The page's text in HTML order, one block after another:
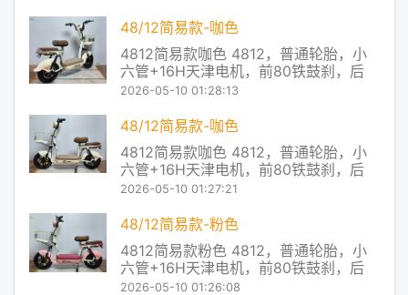
限 2 外廓尺寸要求 旧国标车体宽度限制
辆设计更加紧凑 3
48/12简易款-咖色
4812简易款咖色 4812，普通轮胎，小
六管+16H天津电机，前80铁鼓刹，后
110大鼓，有底铁蓝，无靠背 穗牌电动车
器主芯片对电池的放电状态进行实时监
用率进行了实时匹配，让电
2026-05-10 01:28:13
48/12简易款-咖色
4812简易款咖色 4812，普通轮胎，小
六管+16H天津电机，前80铁鼓刹，后
110大鼓，有底铁蓝，无靠背 穗牌电动车
器主芯片对电池的放电状态进行实时监
用率进行了实时匹配，让电
2026-05-10 01:27:21
48/12简易款-粉色
4812简易款粉色 4812，普通轮胎，小
六管+16H天津电机，前80铁鼓刹，后
110大鼓，有底铁蓝，无靠背 穗牌电动车
2026-05-10 01:26:08